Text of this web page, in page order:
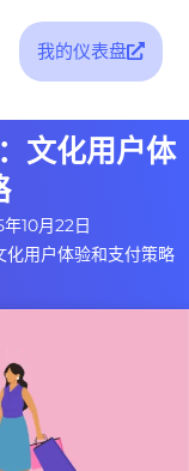
我的仪表盘
文化用户体
10月22日
化用户体验和支付策略